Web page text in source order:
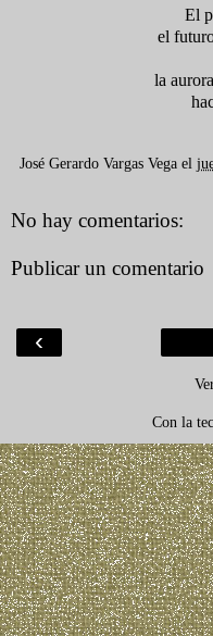
El
el
la
José Gerardo Vargas Vega el
No hay comentarios:
Publicar un comentario
‹
Con la